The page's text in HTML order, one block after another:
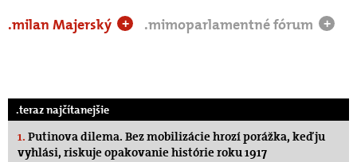
.milan Majerský + .mimoparlamentné fórum +
.teraz najčítanejšie
1. Putinova dilema. Bez mobilizácie hrozí porážka, keď ju
vyhlási, riskuje opakovanie histórie roku 1917